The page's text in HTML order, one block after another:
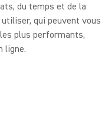
du temps et de la
qui peuvent vous
plus performants,
ligne.